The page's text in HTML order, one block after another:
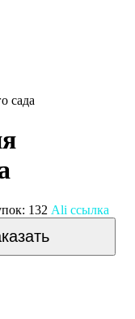
сада
132 Ali ссылка